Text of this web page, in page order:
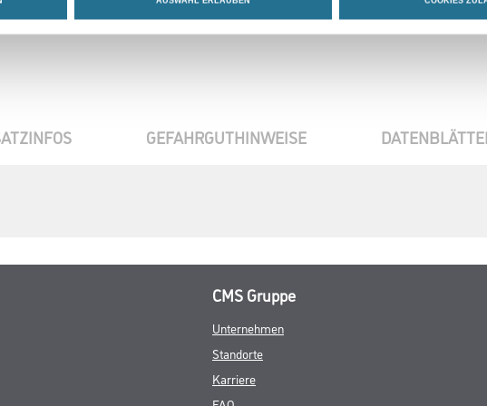
GEFAHRGUTHINWEISE
CMS Gruppe
Unternehmen
Standorte
Karriere